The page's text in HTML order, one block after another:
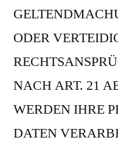
ODER
NACH ART. 21
WERDEN IHRE
DATEN